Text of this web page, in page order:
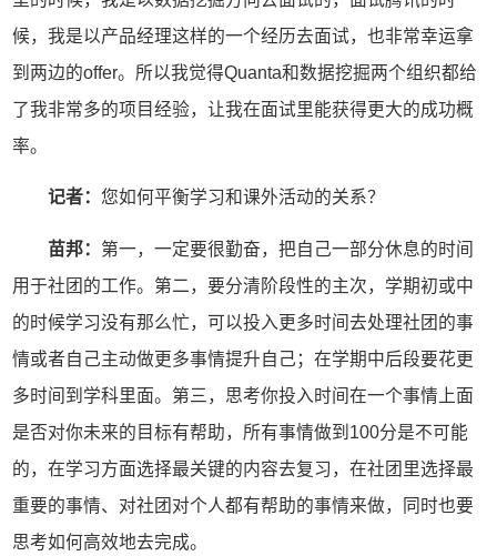
候，我是以产品经理这样的一个经历去面试，也非常幸运拿
到两边的offer。所以我觉得Quanta和数据挖掘两个组织都给
了我非常多的项目经验，让我在面试里能获得更大的成功概
率。
记者： 您如何平衡学习和课外活动的关系？
苗邦： 第一，一定要很勤奋，把自己一部分休息的时间
用于社团的工作。第二，要分清阶段性的主次，学期初或中
的时候学习没有那么忙，可以投入更多时间去处理社团的事
情或者自己主动做更多事情提升自己；在学期中后段要花更
多时间到学科里面。第三，思考你投入时间在一个事情上面
是否对你未来的目标有帮助，所有事情做到100分是不可能
的，在学习方面选择最关键的内容去复习，在社团里选择最
重要的事情、对社团对个人都有帮助的事情来做，同时也要
思考如何高效地去完成。